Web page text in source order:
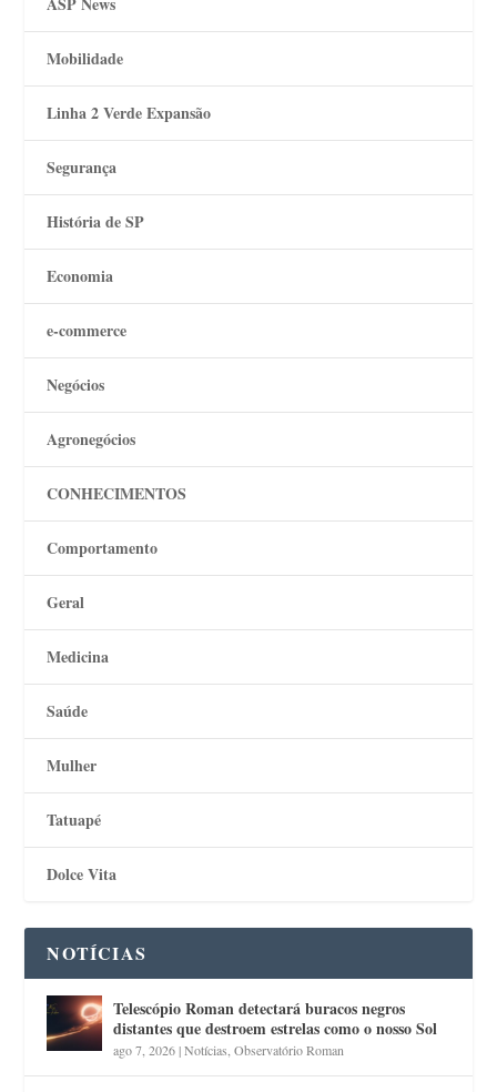
Mobilidade
Linha 2 Verde Expansão
Segurança
História de SP
Economia
e-commerce
Negócios
Agronegócios
CONHECIMENTOS
Comportamento
Geral
Medicina
Saúde
Mulher
Tatuapé
Dolce Vita
NOTÍCIAS
Telescópio Roman detectará buracos negros
distantes que destroem estrelas como o nosso Sol
ago 7, 2026|Notícias ,Observatório Roman